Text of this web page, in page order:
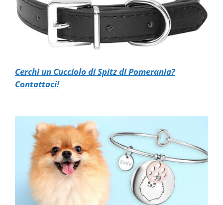
Cerchi un Cucciolo di Spitz di Pomerania?
Contattaci!